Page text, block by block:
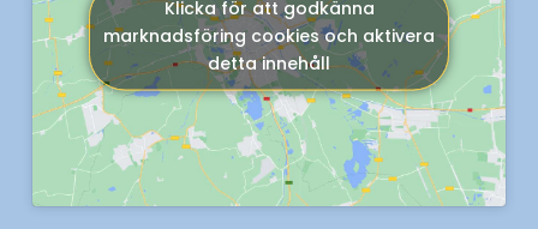
Klicka för att godkänna
marknadsföring cookies och aktivera
detta innehåll